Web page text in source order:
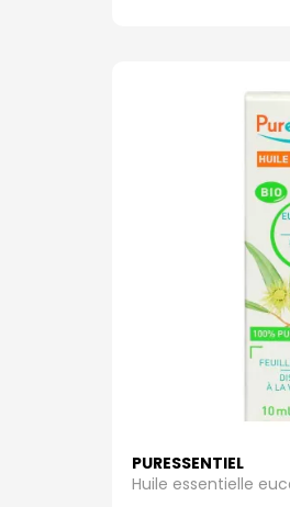
PURESSENTIEL
Huile essentielle